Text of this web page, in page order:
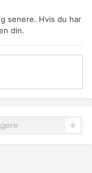
senere. Hvis du har
din.
0